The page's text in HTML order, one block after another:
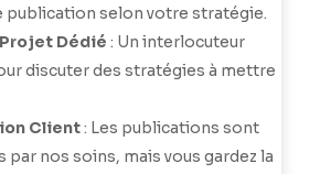
publication selon votre stratégie.
Dédié : Un interlocuteur
discuter des stratégies à mettre
Client: Les publications sont
par nos soins, mais vous gardez la